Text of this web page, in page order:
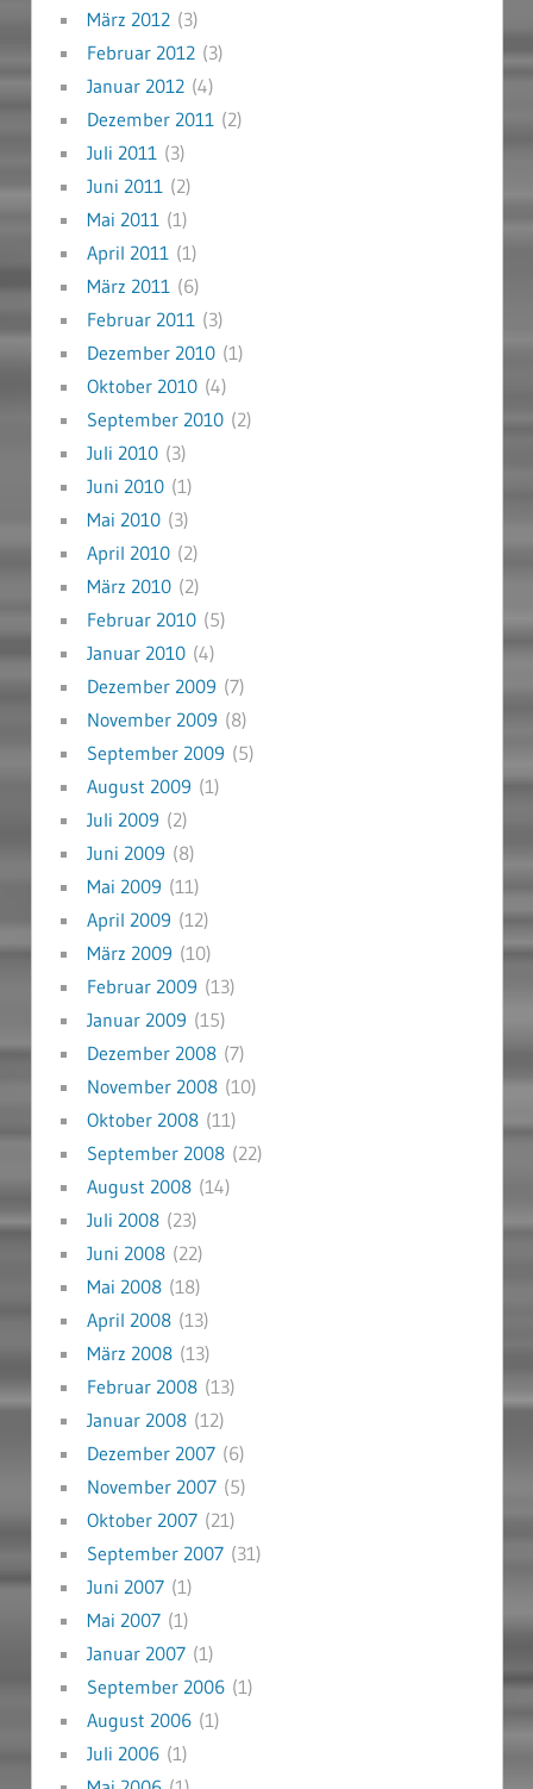
März 2012(3)
Februar 2012(3)
Januar 2012(4)
Dezember 2011(2)
Juli 2011(3)
Juni 2011(2)
Mai 2011(1)
April 2011(1)
März 2011(6)
Februar 2011(3)
Dezember 2010(1)
Oktober 2010(4)
September 2010(2)
Juli 2010(3)
Juni 2010(1)
Mai 2010(3)
April 2010(2)
März 2010(2)
Februar 2010(5)
Januar 2010(4)
Dezember 2009 (7)
November 2009 (8)
September 2009 (5)
August 2009 (1)
Juli 2009 (2)
Juni 2009 (8)
Mai 2009 (11)
April 2009 (12)
März 2009 (10)
Februar 2009 (13)
Januar 2009 (15)
Dezember 2008(7)
November 2008(10)
Oktober 2008(11)
September 2008(22)
August 2008(14)
Juli 2008(23)
Juni 2008(22)
Mai 2008(18)
April 2008(13)
März 2008(13)
Februar 2008(13)
Januar 2008(12)
Dezember 2007(6)
November 2007(5)
Oktober 2007(21)
September 2007(31)
Juni 2007(1)
Mai 2007(1)
Januar 2007(1)
September 2006(1)
August 2006(1)
Juli 2006(1)